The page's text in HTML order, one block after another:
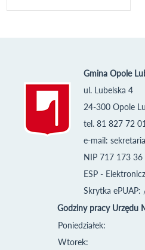
Gmina Opole
ul. Lubelska 4
24-300 Opole
tel. 81 827 72
e-mail:
NIP 717 173 36
ESP -
Skrytka
Godziny pracy Urzędu
Poniedziałek:
Wtorek: